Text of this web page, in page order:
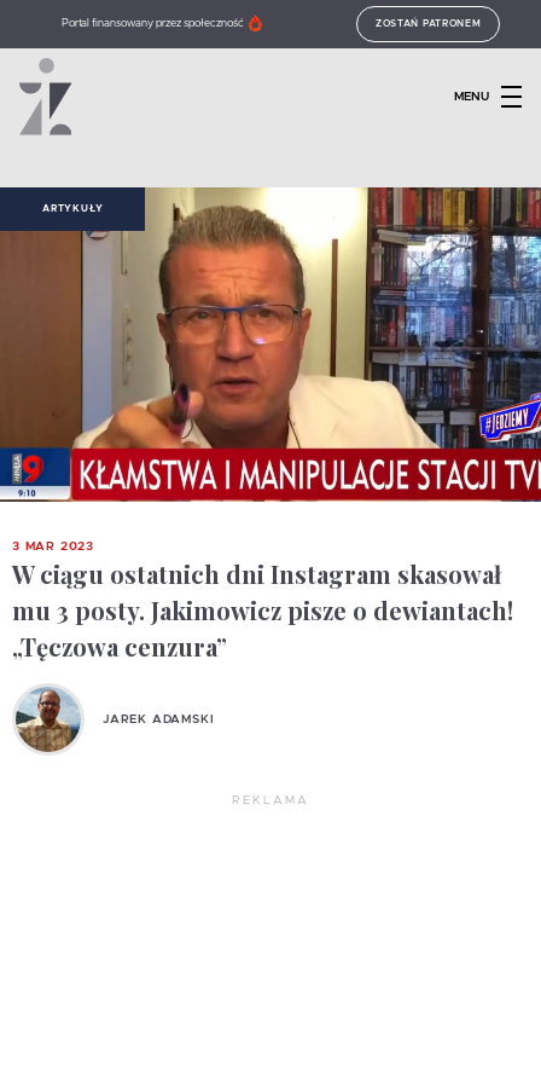
Portal finansowany przez społeczność ZOSTAŃ PATRONEM
MENU
ARTYKUŁY
3 MAR 2023
W ciągu ostatnich dni Instagram skasował
mu 3 posty. Jakimowicz pisze o dewiantach!
„Tęczowa cenzura”
JAREK ADAMSKI
REKLAMA